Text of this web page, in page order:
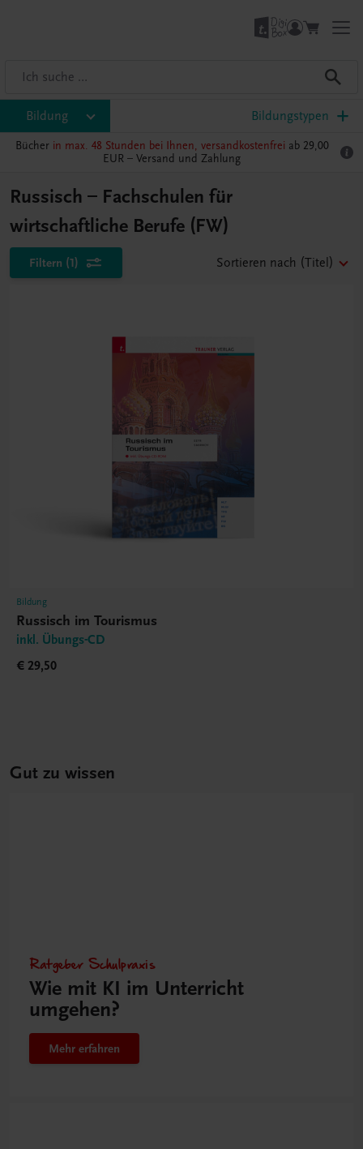
Bildung Bildungstypen
Bücher in max. 48 Stunden bei Ihnen, versandkostenfrei ab 29,00
EUR – Versand und Zahlung
Russisch – Fachschulen für
wirtschaftliche Berufe (FW)
Filtern (1) Sortieren nach (Titel)
Bildung
Russisch im Tourismus
inkl. Übungs-CD
€ 29,50
Gut zu wissen
Ratgeber Schulpraxis
Wie mit KI im Unterricht
umgehen?
Mehr erfahren